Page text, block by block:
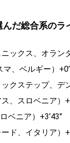
だ総合系のラ
ックス、オラン
マ、ベルギー）
クステップ、デ
、スロベニア）
ベニア）
ド、イタリア